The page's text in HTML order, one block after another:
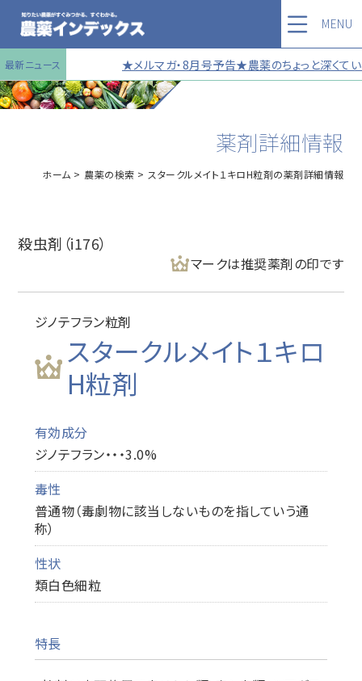
最新ニュース ★メルマガ・8月号予告★農薬のちょっと深く
MENU
薬剤詳細情報
ホーム 農薬の検索 スタークルメイト１キロH粒剤の薬剤詳細情報
殺虫剤（i176）
マークは推奨薬剤の印です
ジノテフラン粒剤
スタークルメイト１キロ
H粒剤
有効成分
ジノテフラン・・・3.0%
毒性
普通物（毒劇物に該当しないものを指していう通
称）
性状
類白色細粒
特長